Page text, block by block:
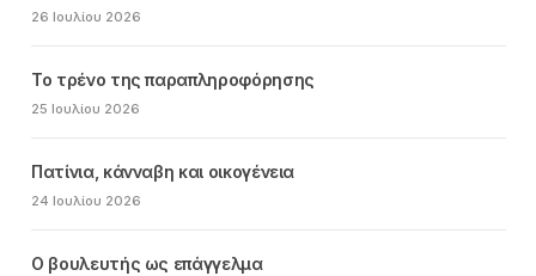
26 Ιουλίου 2026
Το τρένο της παραπληροφόρησης
25 Ιουλίου 2026
Πατίνια, κάνναβη και οικογένεια
24 Ιουλίου 2026
Ο βουλευτής ως επάγγελμα